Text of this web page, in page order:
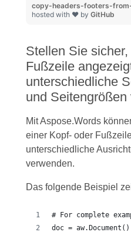
copy-headers-footers-
hosted with ❤ by GitHub
Stellen Sie
Fußzeile
unterschiedliche
und Seitengrößen
Mit Aspose.Words
einer Kopf- oder
unterschiedliche
verwenden.
Das folgende Beispiel